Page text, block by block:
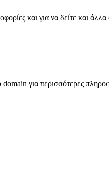
και για να δείτε και
για περισσότερες